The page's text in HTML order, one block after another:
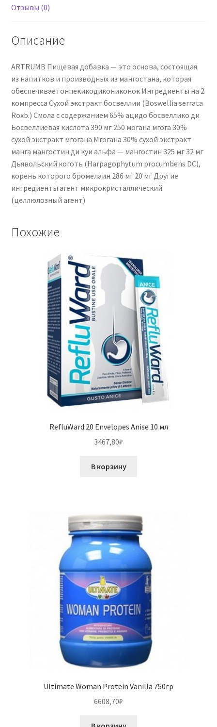
Отзывы (0)
Описание
ARTRUMB Пищевая добавка — это основа, состоящая
из напитков и производных из мангостана, которая
обеспечиваетонпекикодикониконок Ингредиенты на 2
компресса Сухой экстракт босвеллии (Boswellia serrata
Roxb.) Смола с содержанием 65% ацидо босвеллико ди
Босвеллиевая кислота 390 мг 250 могана мгога 30%
сухой экстракт мгогана Мгогана 30% сухой экстракт
манга мангостин ди куи альфа — мангостин 325 мг 32 мг
Дьявольский коготь (Harpagophytum procumbens DC),
корень которого бромелаин 286 мг 20 мг Другие
ингредиенты агент микрокристаллический
(целлюлозный агент)
Похожие
RefluWard 20 Envelopes Anise 10 мл
3467,80₽
В корзину
Ultimate Woman Protein Vanilla 750гр
6608,70₽